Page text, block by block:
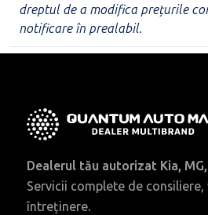
dreptul de a modifica prețurile
notificare în prealabil.
Dealerul tău autorizat Kia,
Servicii complete de consiliere,
întreținere.